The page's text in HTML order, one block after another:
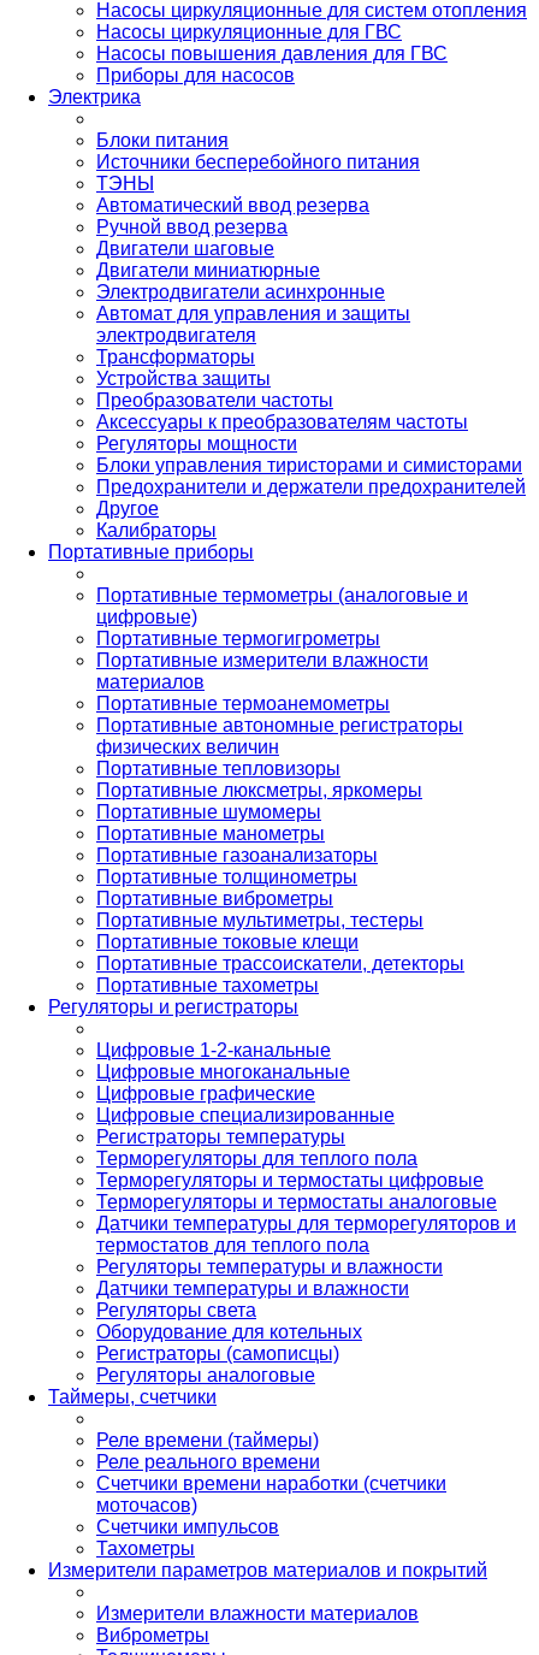
Насосы циркуляционные для систем отопления
Насосы циркуляционные для ГВС
Насосы повышения давления для ГВС
Приборы для насосов
Электрика
Блоки питания
Источники бесперебойного питания
ТЭНЫ
Автоматический ввод резерва
Ручной ввод резерва
Двигатели шаговые
Двигатели миниатюрные
Электродвигатели асинхронные
Автомат для управления и защиты
электродвигателя
Трансформаторы
Устройства защиты
Преобразователи частоты
Аксессуары к преобразователям частоты
Регуляторы мощности
Блоки управления тиристорами и симисторами
Предохранители и держатели предохранителей
Другое
Калибраторы
Портативные приборы
Портативные термометры (аналоговые и
цифровые)
Портативные термогигрометры
Портативные измерители влажности
материалов
Портативные термоанемометры
Портативные автономные регистраторы
физических величин
Портативные тепловизоры
Портативные люксметры, яркомеры
Портативные шумомеры
Портативные манометры
Портативные газоанализаторы
Портативные толщинометры
Портативные виброметры
Портативные мультиметры, тестеры
Портативные токовые клещи
Портативные трассоискатели, детекторы
Портативные тахометры
Регуляторы и регистраторы
Цифровые 1-2-канальные
Цифровые многоканальные
Цифровые графические
Цифровые специализированные
Регистраторы температуры
Терморегуляторы для теплого пола
Терморегуляторы и термостаты цифровые
Терморегуляторы и термостаты аналоговые
Датчики температуры для терморегуляторов и
термостатов для теплого пола
Регуляторы температуры и влажности
Датчики температуры и влажности
Регуляторы света
Оборудование для котельных
Регистраторы (самописцы)
Регуляторы аналоговые
Таймеры, счетчики
Реле времени (таймеры)
Реле реального времени
Счетчики времени наработки (счетчики
моточасов)
Счетчики импульсов
Тахометры
Измерители параметров материалов и покрытий
Измерители влажности материалов
Виброметры